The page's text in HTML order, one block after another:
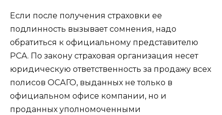
Если после получения страховки ее
подлинность вызывает сомнения, надо
обратиться к официальному представителю
РСА. По закону страховая организация несет
юридическую ответственность за продажу всех
полисов ОСАГО, выданных не только в
официальном офисе компании, но и
проданных уполномоченными